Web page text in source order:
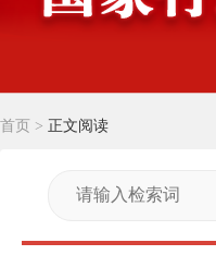
首页 > 正文阅读